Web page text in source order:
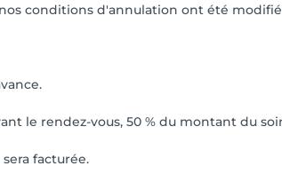
conditions d'annulation ont été
le rendez-vous, 50 % du montant du
facturée.